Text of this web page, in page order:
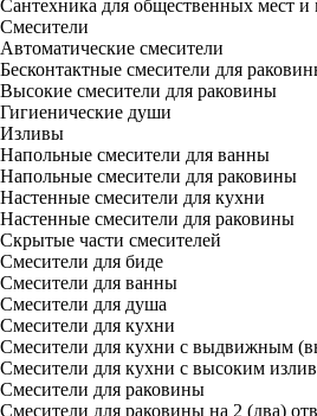
Сантехника для общественных мест
Смесители
Автоматические смесители
Бесконтактные смесители для
Высокие смесители для раковины
Гигиенические души
Изливы
Напольные смесители для ванны
Напольные смесители для раковины
Настенные смесители для кухни
Настенные смесители для раковины
Скрытые части смесителей
Смесители для биде
Смесители для ванны
Смесители для душа
Смесители для кухни
Смесители для кухни с выдвижным
Смесители для кухни с высоким
Смесители для раковины
Смесители для раковины на 2 (два)